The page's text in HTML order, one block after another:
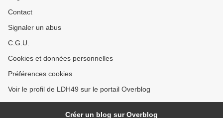
Contact
Signaler un abus
C.G.U.
Cookies et données personnelles
Préférences cookies
Voir le profil de LDH49 sur le portail Overblog
Créer un blog sur Overblog